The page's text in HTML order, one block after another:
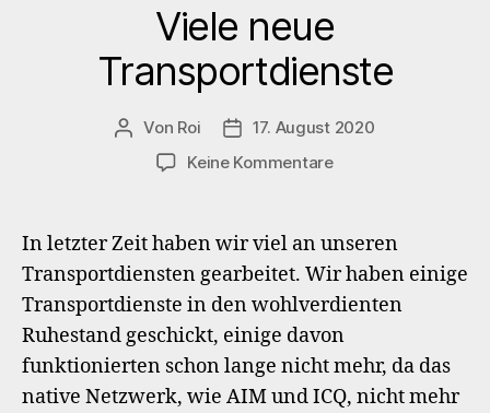
Viele neue
Transportdienste
Beitragsautor
Von Roi Veröffentlichungsdatum
17. August 2020
Keine Kommentarezu
In letzter Zeit haben wir viel an unseren
Transportdiensten gearbeitet. Wir haben einige
Transportdienste in den wohlverdienten
Ruhestand geschickt, einige davon
funktionierten schon lange nicht mehr, da das
native Netzwerk, wie AIM und ICQ, nicht mehr